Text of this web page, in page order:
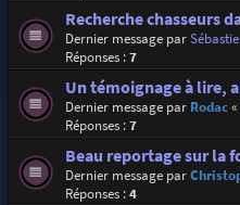
Recherche chasseurs
Dernier message par
Réponses :7
Un témoignage à lire,
Dernier message par Rodac«
Réponses :7
Beau reportage sur la
Dernier message par
Réponses :4